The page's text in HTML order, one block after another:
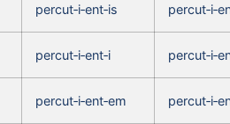
percut‑i‑ent‑is
percut‑i‑ent‑i
percut‑i‑ent‑em